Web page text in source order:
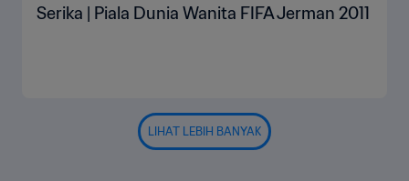
Serika | Piala Dunia Wanita FIFA Jerman 2011
LIHAT LEBIH BANYAK